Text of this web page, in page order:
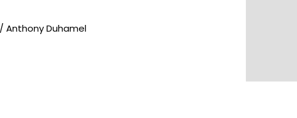
Anthony Duhamel